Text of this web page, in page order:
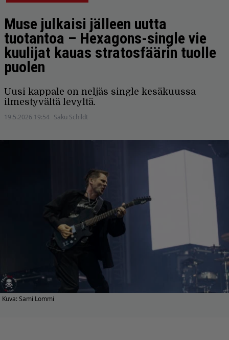
Muse julkaisi jälleen uutta
tuotantoa – Hexagons-single vie
kuulijat kauas stratosfäärin tuolle
puolen
Uusi kappale on neljäs single kesäkuussa
ilmestyvältä levyltä.
19.5.2026 19:54 Saku Schildt
Kuva: Sami Lommi